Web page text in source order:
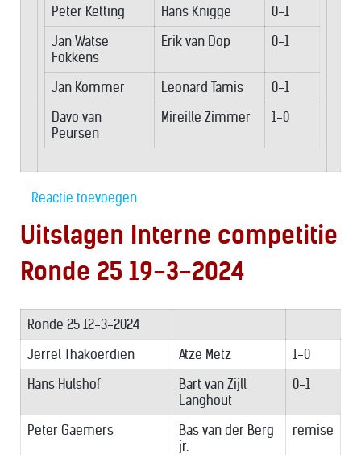
Peter Ketting Hans Knigge
0-1
Jan Watse
Fokkens
Erik van Dop 0-1
Jan Kommer Leonard Tamis
0-1
Davo van
Peursen
Mireille Zimmer 1-0
Reactie toevoegen
Uitslagen Interne competitie
Ronde 25 19-3-2024
Ronde 25 12-3-2024
Jerrel Thakoerdien
Atze Metz
1-0
Hans Hulshof
Bart van Zijll
Langhout
0-1
Peter Gaemers
Bas van der Berg
jr.
remise